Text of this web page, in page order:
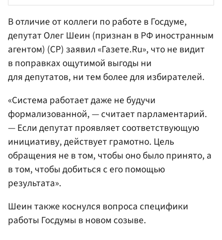
В отличие от коллеги по работе в Госдуме,
депутат ОлегШеин (признан в РФ иностранным
агентом) (СР) заявил «Газете.Ru», что не видит
в поправках ощутимой выгоды ни
для депутатов, ни тем более для избирателей.
«Система работает даже не будучи
формализованной, — считает парламентарий.
— Если депутат проявляет соответствующую
инициативу, действует грамотно. Цель
обращения не в том, чтобы оно было принято, а
в том, чтобы добиться с его помощью
результата».
Шеин также коснулся вопроса специфики
работы Госдумы в новом созыве.